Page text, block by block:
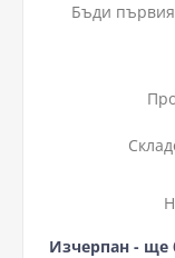
Бъди
Изчерпан - ще